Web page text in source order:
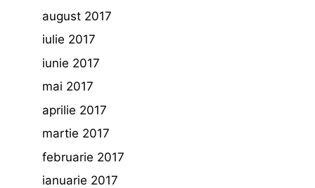
august 2017
iulie 2017
iunie 2017
mai 2017
aprilie 2017
martie 2017
februarie 2017
ianuarie 2017